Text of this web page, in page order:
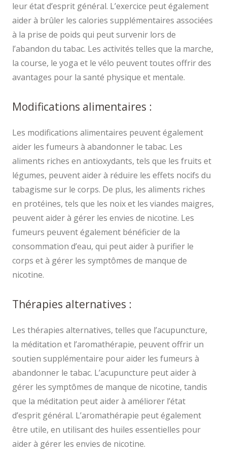
leur état d’esprit général. L’exercice peut également
aider à brûler les calories supplémentaires associées
à la prise de poids qui peut survenir lors de
l’abandon du tabac. Les activités telles que la marche,
la course, le yoga et le vélo peuvent toutes offrir des
avantages pour la santé physique et mentale.
Modifications alimentaires :
Les modifications alimentaires peuvent également
aider les fumeurs à abandonner le tabac. Les
aliments riches en antioxydants, tels que les fruits et
légumes, peuvent aider à réduire les effets nocifs du
tabagisme sur le corps. De plus, les aliments riches
en protéines, tels que les noix et les viandes maigres,
peuvent aider à gérer les envies de nicotine. Les
fumeurs peuvent également bénéficier de la
consommation d’eau, qui peut aider à purifier le
corps et à gérer les symptômes de manque de
nicotine.
Thérapies alternatives :
Les thérapies alternatives, telles que l’acupuncture,
la méditation et l’aromathérapie, peuvent offrir un
soutien supplémentaire pour aider les fumeurs à
abandonner le tabac. L’acupuncture peut aider à
gérer les symptômes de manque de nicotine, tandis
que la méditation peut aider à améliorer l’état
d’esprit général. L’aromathérapie peut également
être utile, en utilisant des huiles essentielles pour
aider à gérer les envies de nicotine.